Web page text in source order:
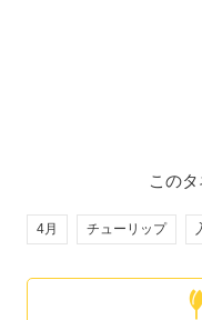
この
4月 チューリップ